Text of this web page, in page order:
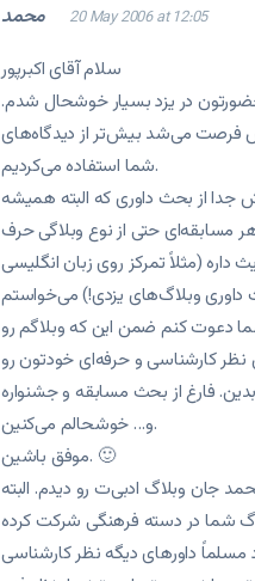
محمد 20 May 2006 at 12:05
سلام آقای اکبرپور
در يزد بسيار خوشحال شدم.
فرصت می‌شد بيش‌تر از ديدگاه‌های
شما استفاده می‌کرديم.
جدا از بحث داوری که البته هميشه
مسابقه‌ای حتی از نوع وبلاگی حرف
داره (مثلاً تمرکز روی زبان انگليسی
داوری وبلاگ‌های يزدی!) می‌خواستم
دعوت کنم ضمن اين که وبلاگم رو
نظر کارشناسی و حرفه‌ای خودتون رو
فارغ از بحث مسابقه و جشنواره
و… خوشحالم می‌کنين.
موفق باشين. 🙂
جان وبلاگ ادبی‌ت رو ديدم. البته
شما در دسته فرهنگی شرکت کرده
مسلماً داورهای ديگه نظر کارشناسی